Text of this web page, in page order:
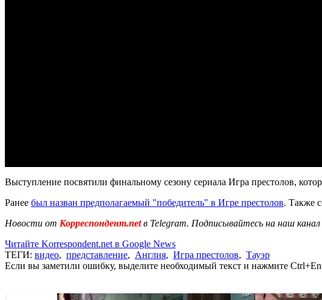
Выступление посвятили финальному сезону сериала Игра престолов,
Ранее был назван предполагаемый "победитель" в Игре престолов. Также
Новости от Корреспондент.netв Telegram. Подписывайтесь на наш канал
Читайте Korrespondent.net в Google News
ТЕГИ: видео, представление, Англия, Игра престолов, Тауэр
Если вы заметили ошибку, выделите необходимый текст и нажмите